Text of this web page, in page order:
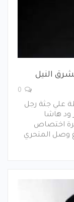
النيل
علي جثة رجل
ود هاشا
اختصاص
وصل المتحري